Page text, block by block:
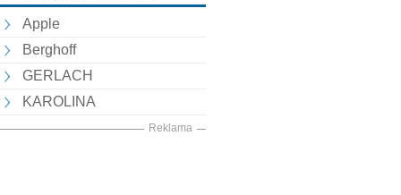
Apple
Berghoff
GERLACH
KAROLINA
Reklama